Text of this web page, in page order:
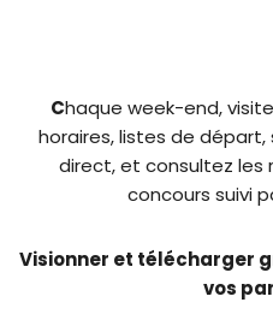
Chaque week-end,
horaires, listes de
direct, et consultez
concours suivi
Visionner et télécharger
vos